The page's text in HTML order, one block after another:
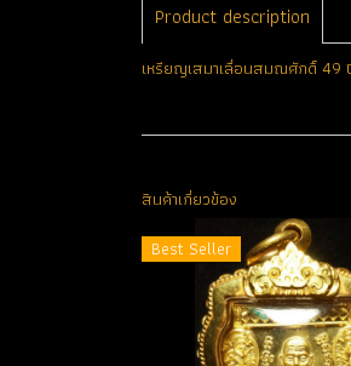
Product description
เหรียญเสมาเลื่อนสมณศักดิ์ 49
สินค้าเกี่ยวข้อง
Best Seller